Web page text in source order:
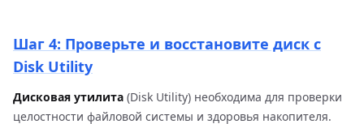
Шаг 4: Проверьте и восстановите диск с
Disk Utility
Дисковая утилита (Disk Utility) необходима для проверки
целостности файловой системы и здоровья накопителя.